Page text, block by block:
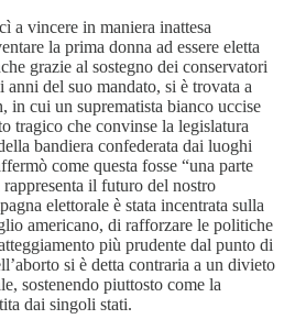
a vincere in maniera inattesa
la prima donna ad essere eletta
grazie al sostegno dei conservatori
del suo mandato, si è trovata a
in cui un suprematista bianco uccise
tragico che convinse la legislatura
bandiera confederata dai luoghi
come questa fosse “una parte
il futuro del nostro
elettorale è stata incentrata sulla
americano, di rafforzare le politiche
più prudente dal punto di
si è detta contraria a un divieto
sostenendo piuttosto come la
dai singoli stati.